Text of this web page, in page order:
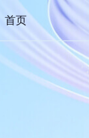
首页